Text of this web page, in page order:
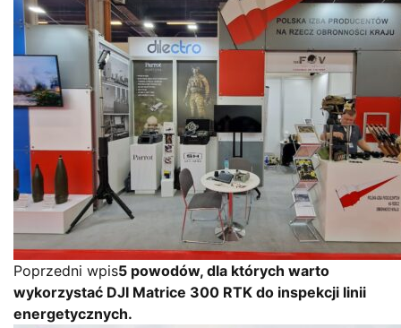
Poprzedni wpis5 powodów, dla których warto
wykorzystać DJI Matrice 300 RTK do inspekcji linii
energetycznych.